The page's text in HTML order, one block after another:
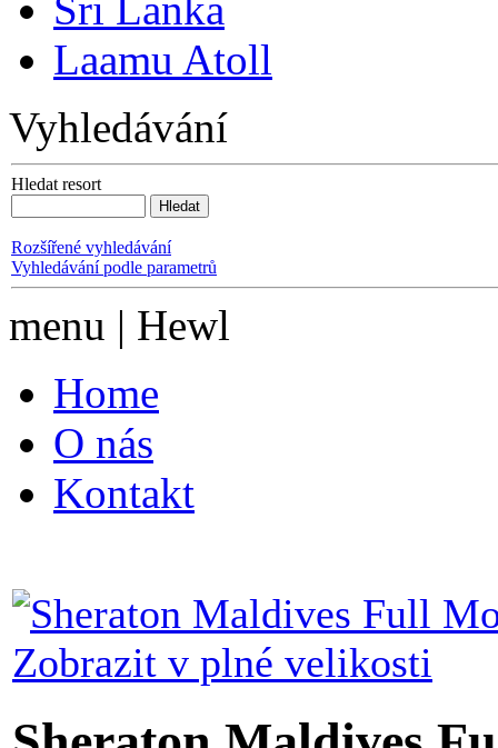
Sri Lanka
Laamu Atoll
Vyhledávání
Hledat resort
Rozšířené vyhledávání
Vyhledávání podle parametrů
menu | Hewl
Home
O nás
Kontakt
Zobrazit v plné velikosti